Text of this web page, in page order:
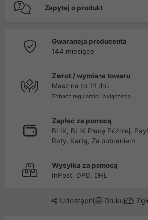
Zapytaj o produkt
Gwarancja producenta
144 miesiące
Zwrot / wymiana towaru
Masz na to 14 dni.
Zobacz regulamin i wyłączenia...
Zapłać za pomocą
BLIK, BLIK Płacę Później,
Raty, Kartą, Za pobraniem
Wysyłka za pomocą
InPost, DPD, DHL
Udostępnij Drukuj